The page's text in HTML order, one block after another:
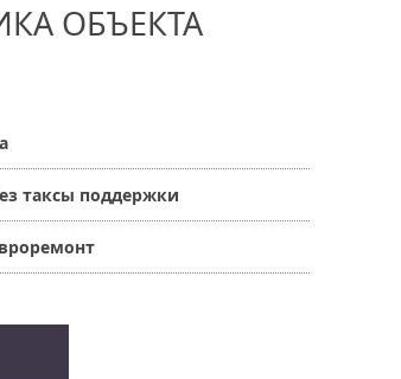
ОБЪЕКТА
таксы поддержки